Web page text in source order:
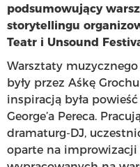
podsumowujący
storytellingu
Teatr i Unsound
Warsztaty
były przez Aśkę
inspiracją była powieść
George’a Pereca.
dramaturg-DJ,
oparte na improwizacji